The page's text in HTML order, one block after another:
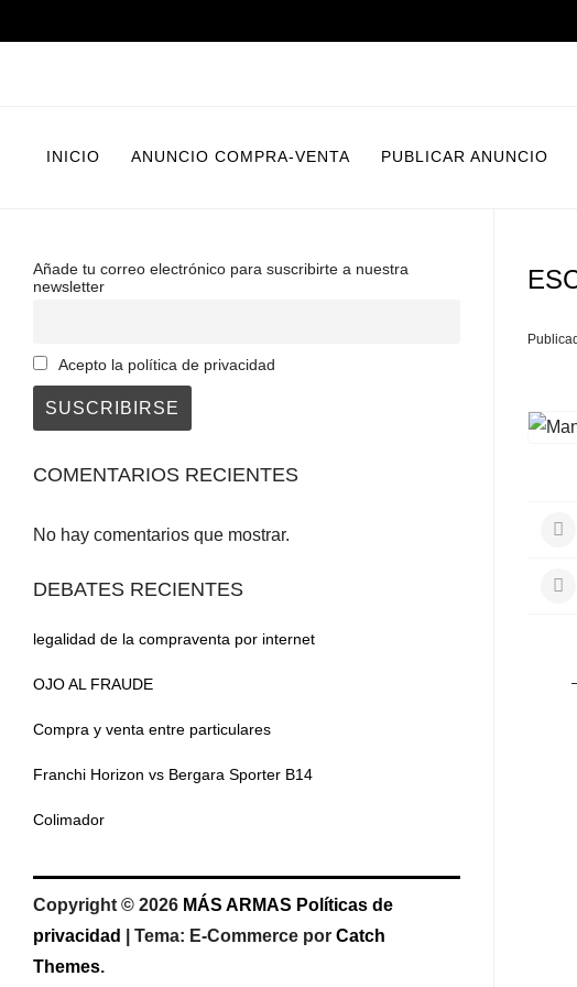
al
INICIO ANUNCIO COMPRA-VENTA PUBLICAR ANUNCIO
Añade tu correo electrónico para suscribirte a nuestra
newsletter
Acepto la política de privacidad
COMENTARIOS RECIENTES
No hay comentarios que mostrar.
DEBATES RECIENTES
legalidad de la compraventa por internet
OJO AL FRAUDE
Compra y venta entre particulares
Franchi Horizon vs Bergara Sporter B14
Colimador
Copyright © 2026 MÁS ARMAS Políticas de
privacidad
Tema: E-Commerce por Catch
Themes.